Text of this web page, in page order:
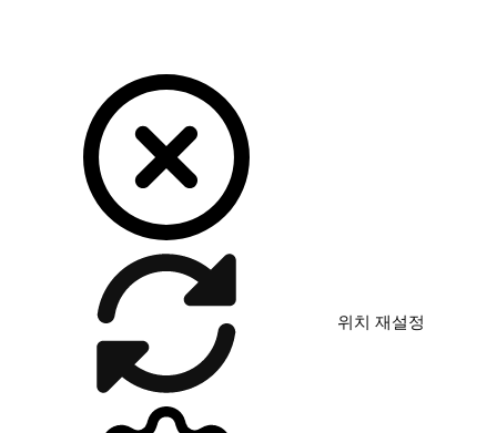
위치 재설정